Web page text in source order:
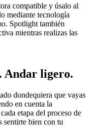
compatible y úsalo al
mediante tecnología
Spotlight también
mientras realizas las
Andar ligero.
dondequiera que vayas
en cuenta la
etapa del proceso de
sentirte bien con tu